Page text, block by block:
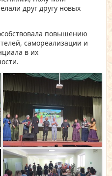
друг другу новых
повышению
самореализации и
в их